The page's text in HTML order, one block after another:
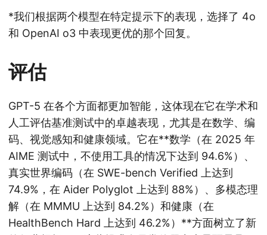
*我们根据两个模型在特定提示下的表现，选择了 4o
和 OpenAI o3 中表现更优的那个回复。
评估
GPT-5 在各个方面都更加智能，这体现在它在学术和
人工评估基准测试中的卓越表现，尤其是在数学、编
码、视觉感知和健康领域。它在**数学（在 2025 年
AIME 测试中，不使用工具的情况下达到 94.6%）、
真实世界编码（在 SWE-bench Verified 上达到
74.9%，在 Aider Polyglot 上达到 88%）、多模态理
解（在 MMMU 上达到 84.2%）和健康（在
HealthBench Hard 上达到 46.2%）**方面树立了新